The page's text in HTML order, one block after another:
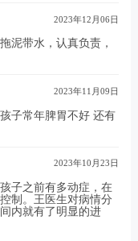
2023年12月06日
泥带水，认真负责，
2023年11月09日
子常年脾胃不好 还有
2023年10月23日
子之前有多动症，在
制。王医生对病情分
内就有了明显的进